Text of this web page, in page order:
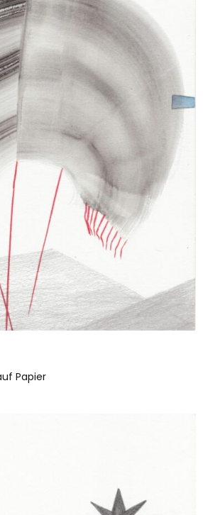
Papier